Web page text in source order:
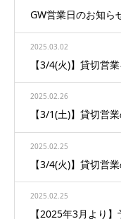
GW営業日のお知ら
2025.03.02
【3/4(火)】貸切営
2025.02.26
【3/1(土)】貸切営
2025.02.25
【3/4(火)】貸切営
2025.02.25
【2025年3月より